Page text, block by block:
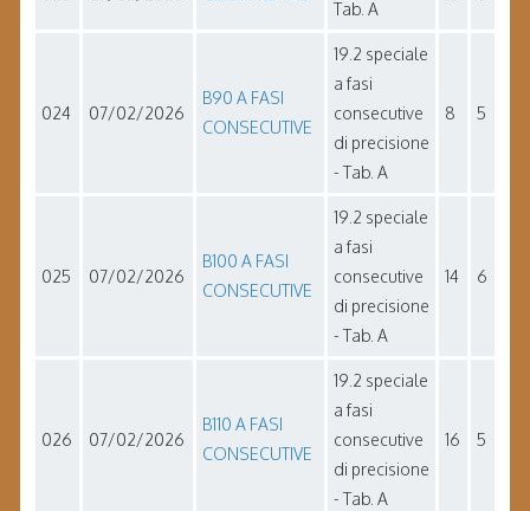
Tab. A
024 07/02/2026
B90 A FASI
CONSECUTIVE
19.2 speciale
a fasi
consecutive
di precisione
- Tab. A
8 5
025 07/02/2026
B100 A FASI
CONSECUTIVE
19.2 speciale
a fasi
consecutive
di precisione
- Tab. A
14 6
026 07/02/2026
B110 A FASI
CONSECUTIVE
19.2 speciale
a fasi
consecutive
di precisione
- Tab. A
16 5